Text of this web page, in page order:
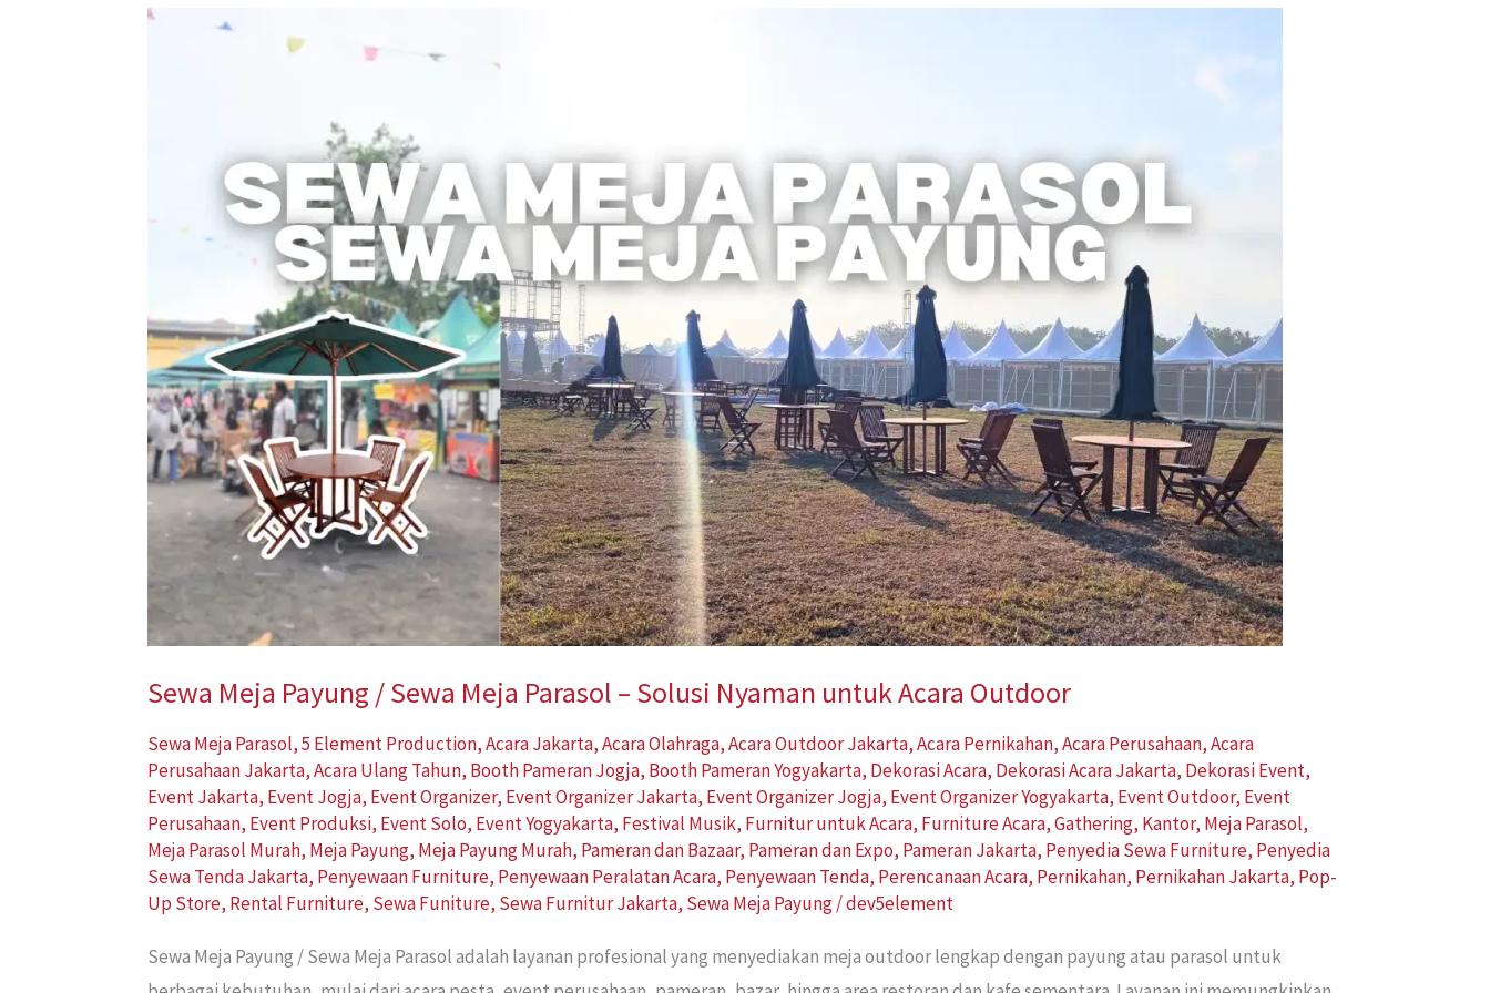
Sewa Meja Payung / Sewa Meja Parasol – Solusi Nyaman untuk Acara Outdoor
Sewa Meja Parasol,5 Element Production,Acara Jakarta,Acara Olahraga,Acara Outdoor Jakarta,Acara Pernikahan,Acara Perusahaan,Acara
Perusahaan Jakarta,Acara Ulang Tahun, Booth Pameran Jogja, Booth Pameran Yogyakarta, Dekorasi Acara, Dekorasi Acara Jakarta, Dekorasi Event,
Event Jakarta, Event Jogja, Event Organizer, Event Organizer Jakarta, Event Organizer Jogja, Event Organizer Yogyakarta, Event Outdoor, Event
Perusahaan, Event Produksi, Event Solo, Event Yogyakarta, Festival Musik, Furnitur untuk Acara, Furniture Acara,Gathering, Kantor, Meja Parasol,
Meja Parasol Murah, Meja Payung, Meja Payung Murah, Pameran dan Bazaar, Pameran dan Expo, Pameran Jakarta, Penyedia Sewa Furniture, Penyedia
Sewa Tenda Jakarta, Penyewaan Furniture, Penyewaan Peralatan Acara, Penyewaan Tenda, Perencanaan Acara, Pernikahan, Pernikahan Jakarta, Pop-
Up Store, Rental Furniture, Sewa Funiture, Sewa Furnitur Jakarta, Sewa Meja Payung/dev5element
Sewa Meja Payung / Sewa Meja Parasol adalah layanan profesional yang menyediakan meja outdoor lengkap dengan payung atau parasol untuk
Sewa
Parasol
Nyaman
untuk
Acara
Outdoor